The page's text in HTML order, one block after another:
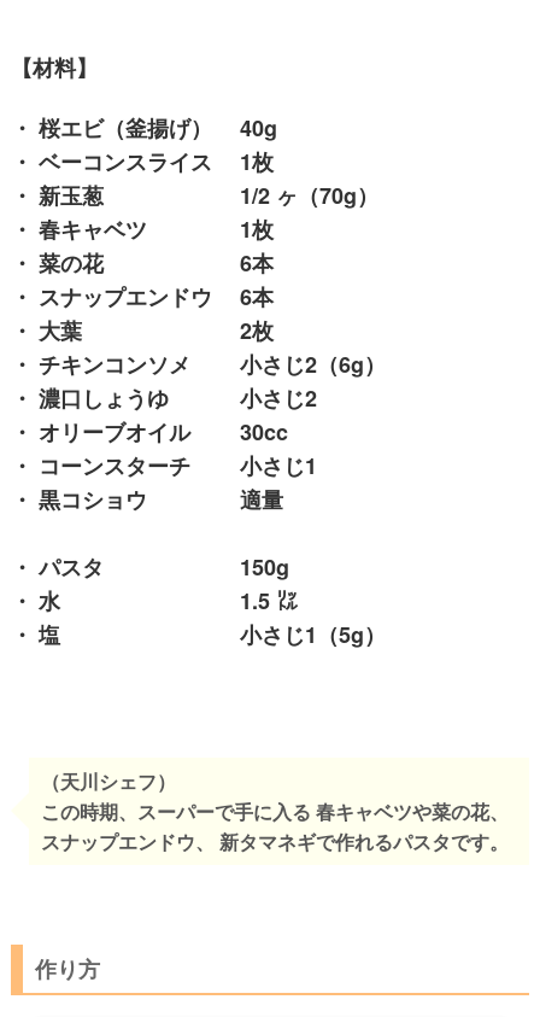
【材料】
・ 桜エビ（釜揚げ） 40g
・ ベーコンスライス 1枚
・ 新玉葱 1/2 ヶ（70g）
・ 春キャベツ 1枚
・ 菜の花 6本
・ スナップエンドウ 6本
・ 大葉 2枚
・ チキンコンソメ 小さじ2（6g）
・ 濃口しょうゆ 小さじ2
・ オリーブオイル 30cc
・ コーンスターチ 小さじ1
・ 黒コショウ 適量
・ パスタ 150g
・ 水 1.5 ㍑
・ 塩 小さじ1（5g）
（天川シェフ）
この時期、スーパーで手に入る 春キャベツや菜の花、
スナップエンドウ、 新タマネギで作れるパスタです。
作り方